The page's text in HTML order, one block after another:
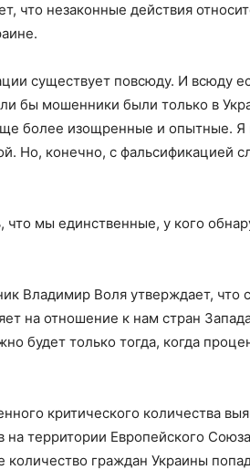
что незаконные действия
существует повсюду. И всюду
бы мошенники были только в
более изощренные и опытные. Я
Но, конечно, с фальсификацией
что мы единственные, у кого
Владимир Воля утверждает, что
на отношение к нам стран
будет только тогда, когда
критического количества
на территории Европейского
количество граждан Украины